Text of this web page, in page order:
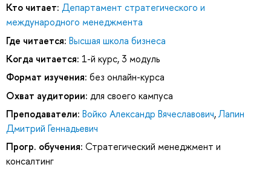
Кто читает: Департамент стратегического и
международного менеджмента
Где читается: Высшая школа бизнеса
Когда читается: 1-й курс, 3 модуль
Формат изучения: без онлайн-курса
Охват аудитории: для своего кампуса
Преподаватели: Войко Александр Вячеславович,Лапин
Дмитрий Геннадьевич
Прогр. обучения: Стратегический менеджмент и
консалтинг